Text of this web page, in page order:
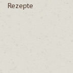
Rezepte